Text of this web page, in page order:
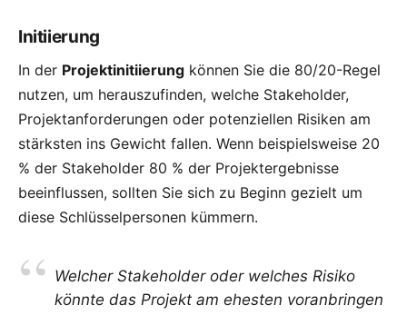
Initiierung
In der Projektinitiierung können Sie die 80/20-Regel
nutzen, um herauszufinden, welche Stakeholder,
Projektanforderungen oder potenziellen Risiken am
stärksten ins Gewicht fallen. Wenn beispielsweise 20
% der Stakeholder 80 % der Projektergebnisse
beeinflussen, sollten Sie sich zu Beginn gezielt um
diese Schlüsselpersonen kümmern.
Welcher Stakeholder oder welches Risiko
könnte das Projekt am ehesten voranbringen